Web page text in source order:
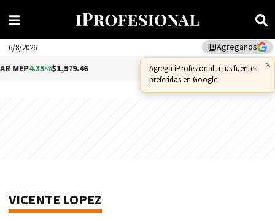
library_addAgreganos
×
Agregá iProfesional a tus fuentes
preferidas en Google
6/8/2026
MEP4.35%$1,579.46 DÓLAR CCL1.02%$1,575.53
VICENTE LOPEZ